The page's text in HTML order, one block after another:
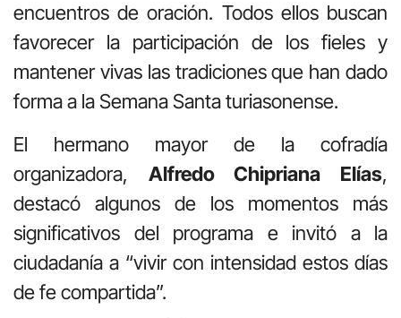
encuentros de oración. Todos ellos buscan
favorecer la participación de los fieles y
mantener vivas las tradiciones que han dado
forma a la Semana Santa turiasonense.
El hermano mayor de la cofradía
organizadora, Alfredo Chipriana Elías,
destacó algunos de los momentos más
significativos del programa e invitó a la
ciudadanía a “vivir con intensidad estos días
de fe compartida”.